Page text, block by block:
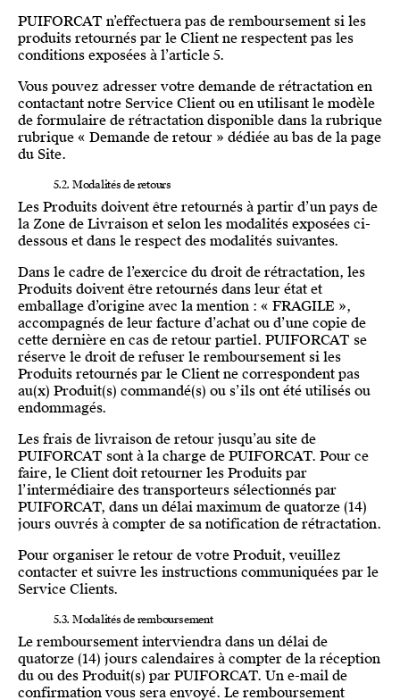
PUIFORCAT n’effectuera pas de remboursement si les
produits retournés par le Client ne respectent pas les
conditions exposées à l’article 5.
Vous pouvez adresser votre demande de rétractation en
contactant notre Service Client ou en utilisant le modèle
de formulaire de rétractation disponible dans la rubrique
rubrique « Demande de retour » dédiée au bas de la page
du Site.
5.2. Modalités de retours
Les Produits doivent être retournés à partir d’un pays de
la Zone de Livraison et selon les modalités exposées ci-
dessous et dans le respect des modalités suivantes.
Dans le cadre de l’exercice du droit de rétractation, les
Produits doivent être retournés dans leur état et
emballage d’origine avec la mention : « FRAGILE »,
accompagnés de leur facture d’achat ou d’une copie de
cette dernière en cas de retour partiel. PUIFORCAT se
réserve le droit de refuser le remboursement si les
Produits retournés par le Client ne correspondent pas
au(x) Produit(s) commandé(s) ou s’ils ont été utilisés ou
endommagés.
Les frais de livraison de retour jusqu’au site de
PUIFORCAT sont à la charge de PUIFORCAT. Pour ce
faire, le Client doit retourner les Produits par
l’intermédiaire des transporteurs sélectionnés par
PUIFORCAT, dans un délai maximum de quatorze (14)
jours ouvrés à compter de sa notification de rétractation.
Pour organiser le retour de votre Produit, veuillez
contacter et suivre les instructions communiquées par le
Service Clients.
5.3. Modalités de remboursement
Le remboursement interviendra dans un délai de
quatorze (14) jours calendaires à compter de la réception
du ou des Produit(s) par PUIFORCAT. Un e-mail de
confirmation vous sera envoyé. Le remboursement